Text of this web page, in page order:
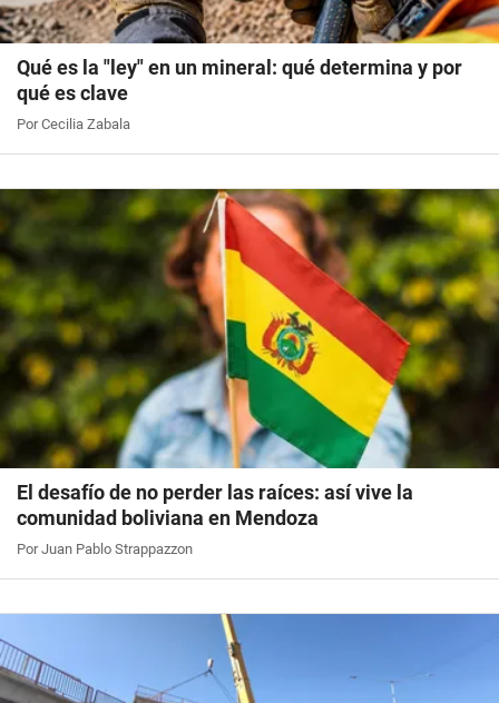
Qué es la "ley" en un mineral: qué determina y por
qué es clave
Por Cecilia Zabala
El desafío de no perder las raíces: así vive la
comunidad boliviana en Mendoza
Por Juan Pablo Strappazzon